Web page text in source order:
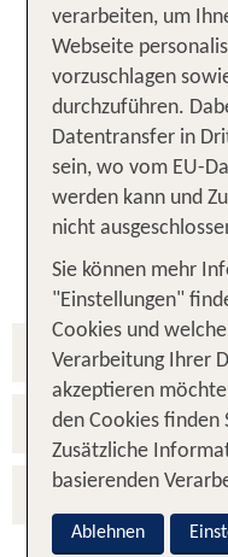
Sie planen, Ihren
Oder haben Sie
willkommen!
Wünsche und
Ferien zu
setzen, diesem
versprochen! Und
informieren
Ihre Reise
Ihre Gastgeber
Ihre Unterkunft
verarbeiten, um
Webseite
vorzuschlagen
durchzuführen.
Datentransfer in
sein, wo vom EU-
werden kann und
nicht
Sie können mehr
"Einstellungen"
Cookies und
Verarbeitung Ihrer
akzeptieren
den Cookies finden
Zusätzliche
basierenden
imDatenschutz-
jederzeit Ihre
Ablehnen